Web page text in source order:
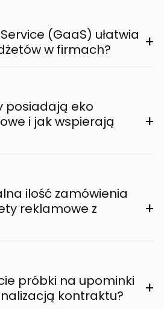
(GaaS) ułatwia
w firmach?
+
posiadają eko
i jak wspierają
+
ilość zamówienia
reklamowe z
+
próbki na upominki
kontraktu?
+